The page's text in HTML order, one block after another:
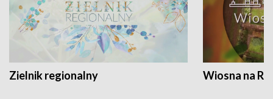
Zielnik regionalny Wiosna na